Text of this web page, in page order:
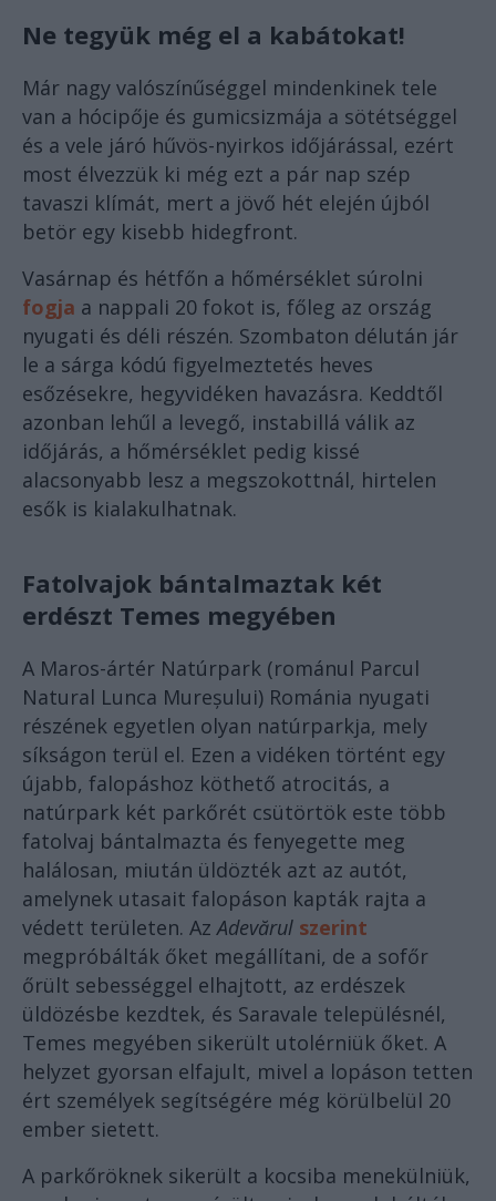
Ne tegyük még el a kabátokat!
Már nagy valószínűséggel mindenkinek tele
van a hócipője és gumicsizmája a sötétséggel
és a vele járó hűvös-nyirkos időjárással, ezért
most élvezzük ki még ezt a pár nap szép
tavaszi klímát, mert a jövő hét elején újból
betör egy kisebb hidegfront.
Vasárnap és hétfőn a hőmérséklet súrolni
fogja a nappali 20 fokot is, főleg az ország
nyugati és déli részén. Szombaton délután jár
le a sárga kódú figyelmeztetés heves
esőzésekre, hegyvidéken havazásra. Keddtől
azonban lehűl a levegő, instabillá válik az
időjárás, a hőmérséklet pedig kissé
alacsonyabb lesz a megszokottnál, hirtelen
esők is kialakulhatnak.
Fatolvajok bántalmaztak két
erdészt Temes megyében
A Maros-ártér Natúrpark (románul Parcul
Natural Lunca Mureșului) Románia nyugati
részének egyetlen olyan natúrparkja, mely
síkságon terül el. Ezen a vidéken történt egy
újabb, falopáshoz köthető atrocitás, a
natúrpark két parkőrét csütörtök este több
fatolvaj bántalmazta és fenyegette meg
halálosan, miután üldözték azt az autót,
amelynek utasait falopáson kapták rajta a
védett területen. AzAdevărul szerint
megpróbálták őket megállítani, de a sofőr
őrült sebességgel elhajtott, az erdészek
üldözésbe kezdtek, és Saravale településnél,
Temes megyében sikerült utolérniük őket. A
helyzet gyorsan elfajult, mivel a lopáson tetten
ért személyek segítségére még körülbelül 20
ember sietett.
A parkőröknek sikerült a kocsiba menekülniük,